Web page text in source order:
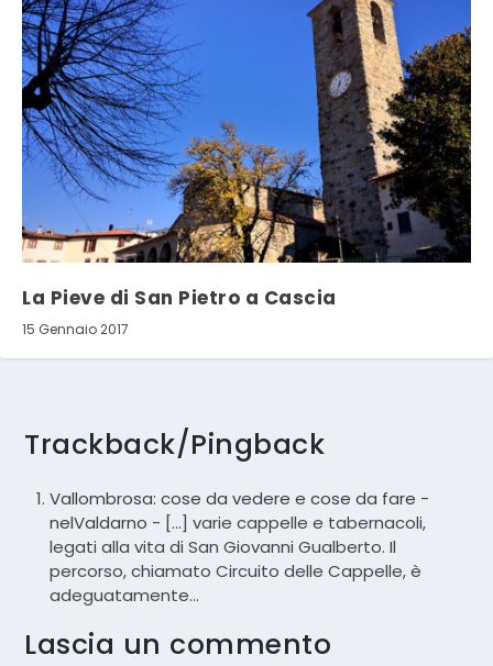
La Pieve di San Pietro a Cascia
15 Gennaio 2017
Trackback/Pingback
Vallombrosa: cose da vedere e cose da fare -
nelValdarno - […] varie cappelle e tabernacoli,
legati alla vita di San Giovanni Gualberto. Il
percorso, chiamato Circuito delle Cappelle, è
adeguatamente…
Lascia un commento